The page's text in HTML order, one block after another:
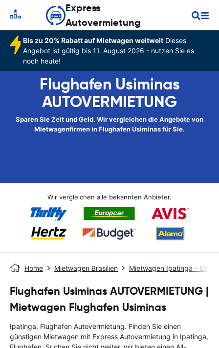
Express
Autovermietung
Bis zu 20% Rabatt auf Mietwagen weltweitDieses
Angebot ist gültig bis 11. August 2026 - nutzen Sie es
noch heute!
Flughafen Usiminas
AUTOVERMIETUNG
Sparen Sie Zeit und Geld. Wir vergleichen die Angebote von
Mietwagenfirmen in Flughafen Usiminas für Sie.
Wir vergleichen alle bekannten Anbieter.
Home Mietwagen Brasilien Mietwagen Ipatinga -
Flughafen Usiminas AUTOVERMIETUNG |
Mietwagen Flughafen Usiminas
Ipatinga, Flughafen Autovermietung. Finden Sie einen
günstigen Mietwagen mit Express Autovermietung in Ipatinga,